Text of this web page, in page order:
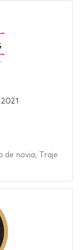
de novia,
Traje